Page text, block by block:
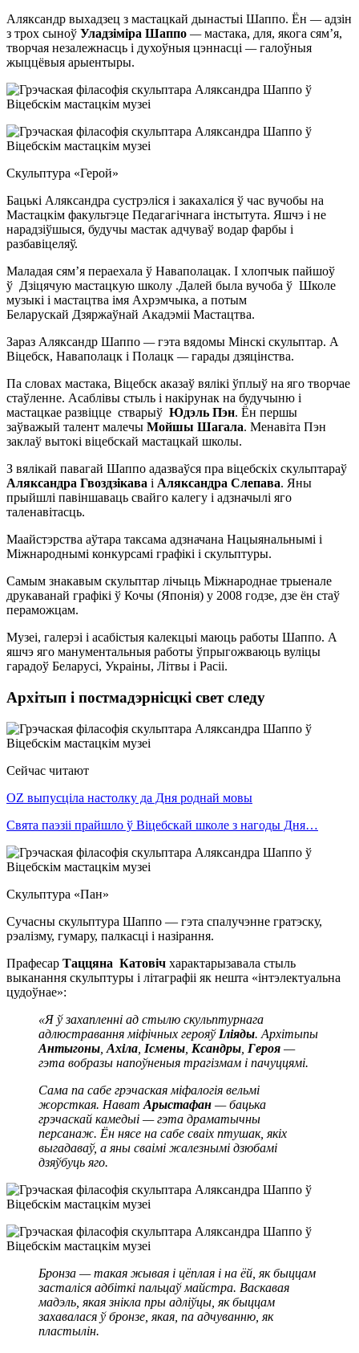
Аляксандр выхадзец з мастацкай дынастыі Шаппо. Ён —адзін
з трох сыноў Уладзіміра Шаппо —мастака, для, якога сям’я,
творчая незалежнасць і духоўныя цэннасці —галоўныя
жыццёвыя арыентыры.
Скульптура «Герой»
Бацькі Аляксандра сустрэліся і закахаліся ў час вучобы на
Мастацкім факультэце Педагагічнага інстытута. Яшчэ і не
нарадзіўшыся, будучы мастак адчуваў водар фарбы і
разбавіцеляў.
Маладая сям’я пераехала ў Наваполацак. І хлопчык пайшоў
ў Дзіцячую мастацкую школу .Далей была вучоба ў Школе
музыкі і мастацтва імя Ахрэмчыка, а потым
Беларускай Дзяржаўнай Акадэміі Мастацтва.
Зараз Аляксандр Шаппо —гэта вядомы Мінскі скульптар. А
Віцебск, Наваполацк і Полацк —гарады дзяцінства.
Па словах мастака, Віцебск аказаў вялікі ўплыў на яго творчае
стаўленне. Асаблівы стыль і накірунак на будучыню і
мастацкае развіцце стварыў Юдэль Пэн. Ён першы
заўважый талент малечы Мойшы Шагала. Менавіта Пэн
заклаў вытокі віцебскай мастацкай школы.
З вялікай павагай Шаппо адазваўся пра віцебскіх скульптараў
Аляксандра Гвоздзікава і Аляксандра Слепава. Яны
прыйшлі павіншаваць свайго калегу і адзначылі яго
таленавітасць.
Маайстэрства аўтара таксама адзначана Нацыянальнымі і
Міжнароднымі конкурсамі графікі і скульптуры.
Самым знакавым скульптар лічыць Міжнароднае трыенале
друкаванай графікі ў Кочы (Японія) у 2008 годзе, дзе ён стаў
пераможцам.
Музеі, галерэі і асабістыя калекцыі маюць работы Шаппо. А
яшчэ яго манументальныя работы ўпрыгожваюць вуліцы
гарадоў Беларусі, Украіны, Літвы і Расіі.
Архітып і постмадэрнісцкі свет следу
Сейчас читают
OZ выпусціла настолку да Дня роднай мовы
Свята паэзіі прайшло ў Віцебскай школе з нагоды Дня…
Скульптура «Пан»
Сучасны скульптура Шаппо — гэта спалучэнне гратэску,
рэалізму, гумару, палкасці і назірання.
Прафесар Таццяна Катовіч характарызавала стыль
выканання скульптуры і літаграфіі як нешта «інтэлектуальна
цудоўнае»:
«Я ў захапленні ад стылю скульптурнага
адлюстравання міфічных герояўІліяды. Архітыпы
Антыгоны Ахіла Ісмены Ксандры Героя —
гэта вобразы напоўненыя трагізмам і пачуццямі.
Сама па сабе грэчаская міфалогія вельмі
жорсткая. Нават Арыстафан — бацька
грэчаскай камедыі — гэта драматычны
персанаж. Ён нясе на сабе сваіх птушак, якіх
выгадаваў, а яны сваімі жалезнымі дзюбамі
дзяўбуць яго.
Бронза — такая жывая і цёплая і на ёй, як быццам
засталіся адбіткі пальцаў майстра. Васкавая
мадэль, якая знікла пры адліўцы, як быццам
захавалася ў бронзе, якая, па адчуванню, як
пластылін.